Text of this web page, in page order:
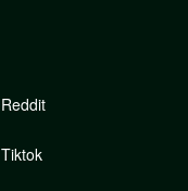
Reddit
Tiktok